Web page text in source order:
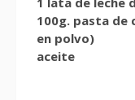
100g. pasta de
en polvo)
aceite